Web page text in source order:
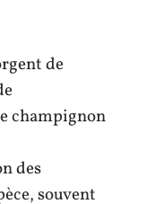
de
champignon
des
souvent